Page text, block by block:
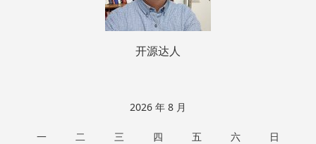
开源达人
2026 年 8 月
一 二 三 四 五 六
日